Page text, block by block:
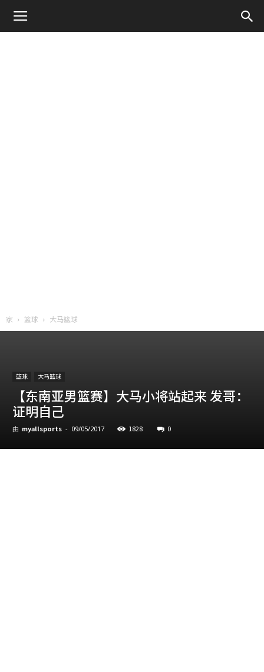
家 篮球 大马篮球
篮球 大马篮球
【东南亚男篮赛】大马小将站起来 发哥：
证明自己
由 myallsports - 09/05/2017 1828 0